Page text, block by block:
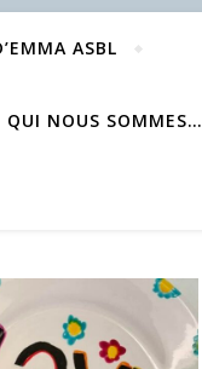
ASBL
QUI NOUS SOMMES…